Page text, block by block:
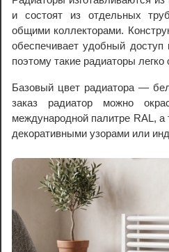
и состоят из отдельных
общими коллекторами.
обеспечивает удобный доступ
поэтому такие радиаторы легко
Базовый цвет радиатора —
заказ радиатор можно
международной палитре RAL, а
декоративными узорами или